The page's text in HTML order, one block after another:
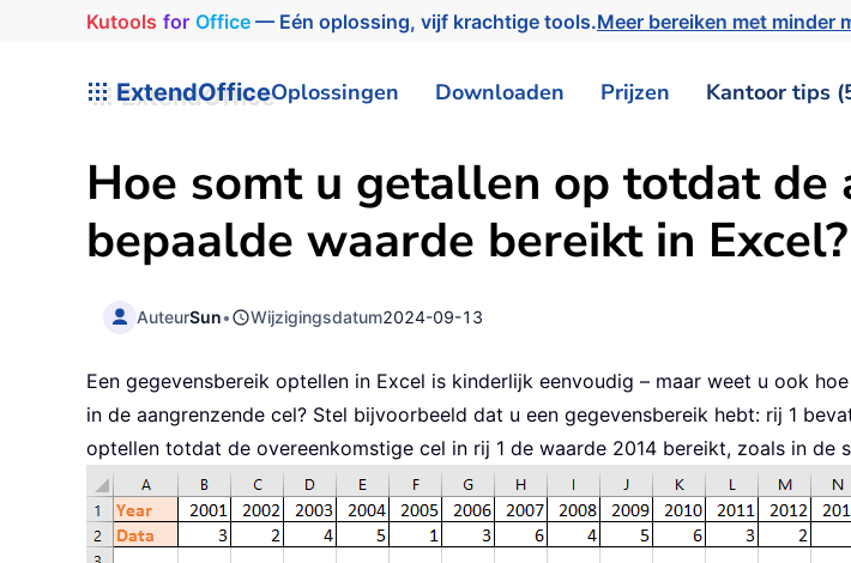
Kutools for Office— Eén oplossing, vijf krachtige tools.Meer bereiken met minder
ExtendOfficeOplossingen Downloaden Prijzen Kantoor tips
Hoe somt u getallen op totdat de
bepaalde waarde bereikt in Excel?
AuteurSun• Wijzigingsdatum2024-09-13
Een gegevensbereik optellen in Excel is kinderlijk eenvoudig – maar weet u ook
in de aangrenzende cel? Stel bijvoorbeeld dat u een gegevensbereik hebt: rij 1
optellen totdat de overeenkomstige cel in rij 1 de waarde 2014 bereikt, zoals in de